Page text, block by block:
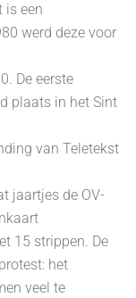
is een
werd deze voor
De eerste
plaats in het Sint
van Teletekst
jaartjes de OV-
15 strippen. De
het
veel te